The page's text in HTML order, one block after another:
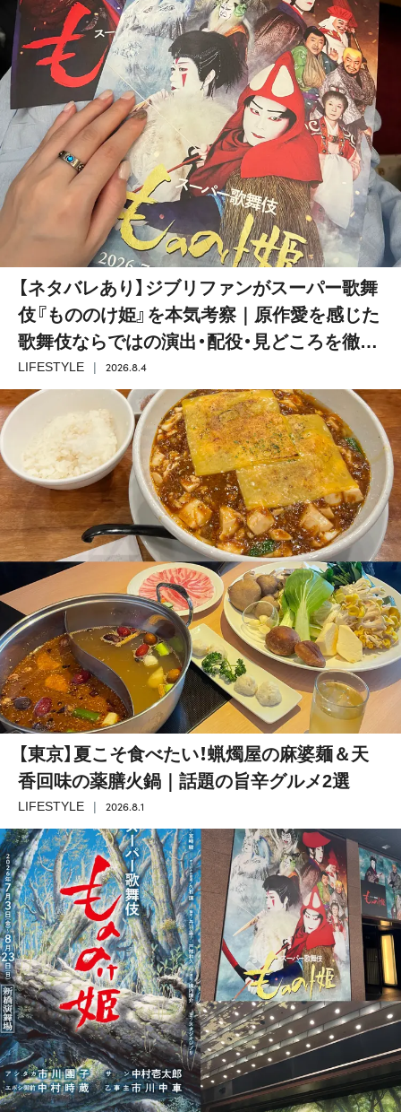
【ネタバレあり】ジブリファンがスーパー歌舞
伎『もののけ姫』を本気考察｜原作愛を感じた
歌舞伎ならではの演出・配役・見どころを徹底
解説
LIFESTYLE 2026.8.4
【東京】夏こそ食べたい！蝋燭屋の麻婆麺＆天
香回味の薬膳火鍋｜話題の旨辛グルメ2選
LIFESTYLE 2026.8.1